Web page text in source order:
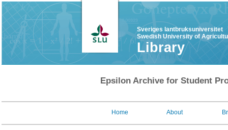
Sveriges lantbruksuniversitet
Swedish University of
Library
Epsilon Archive for Student
Home About